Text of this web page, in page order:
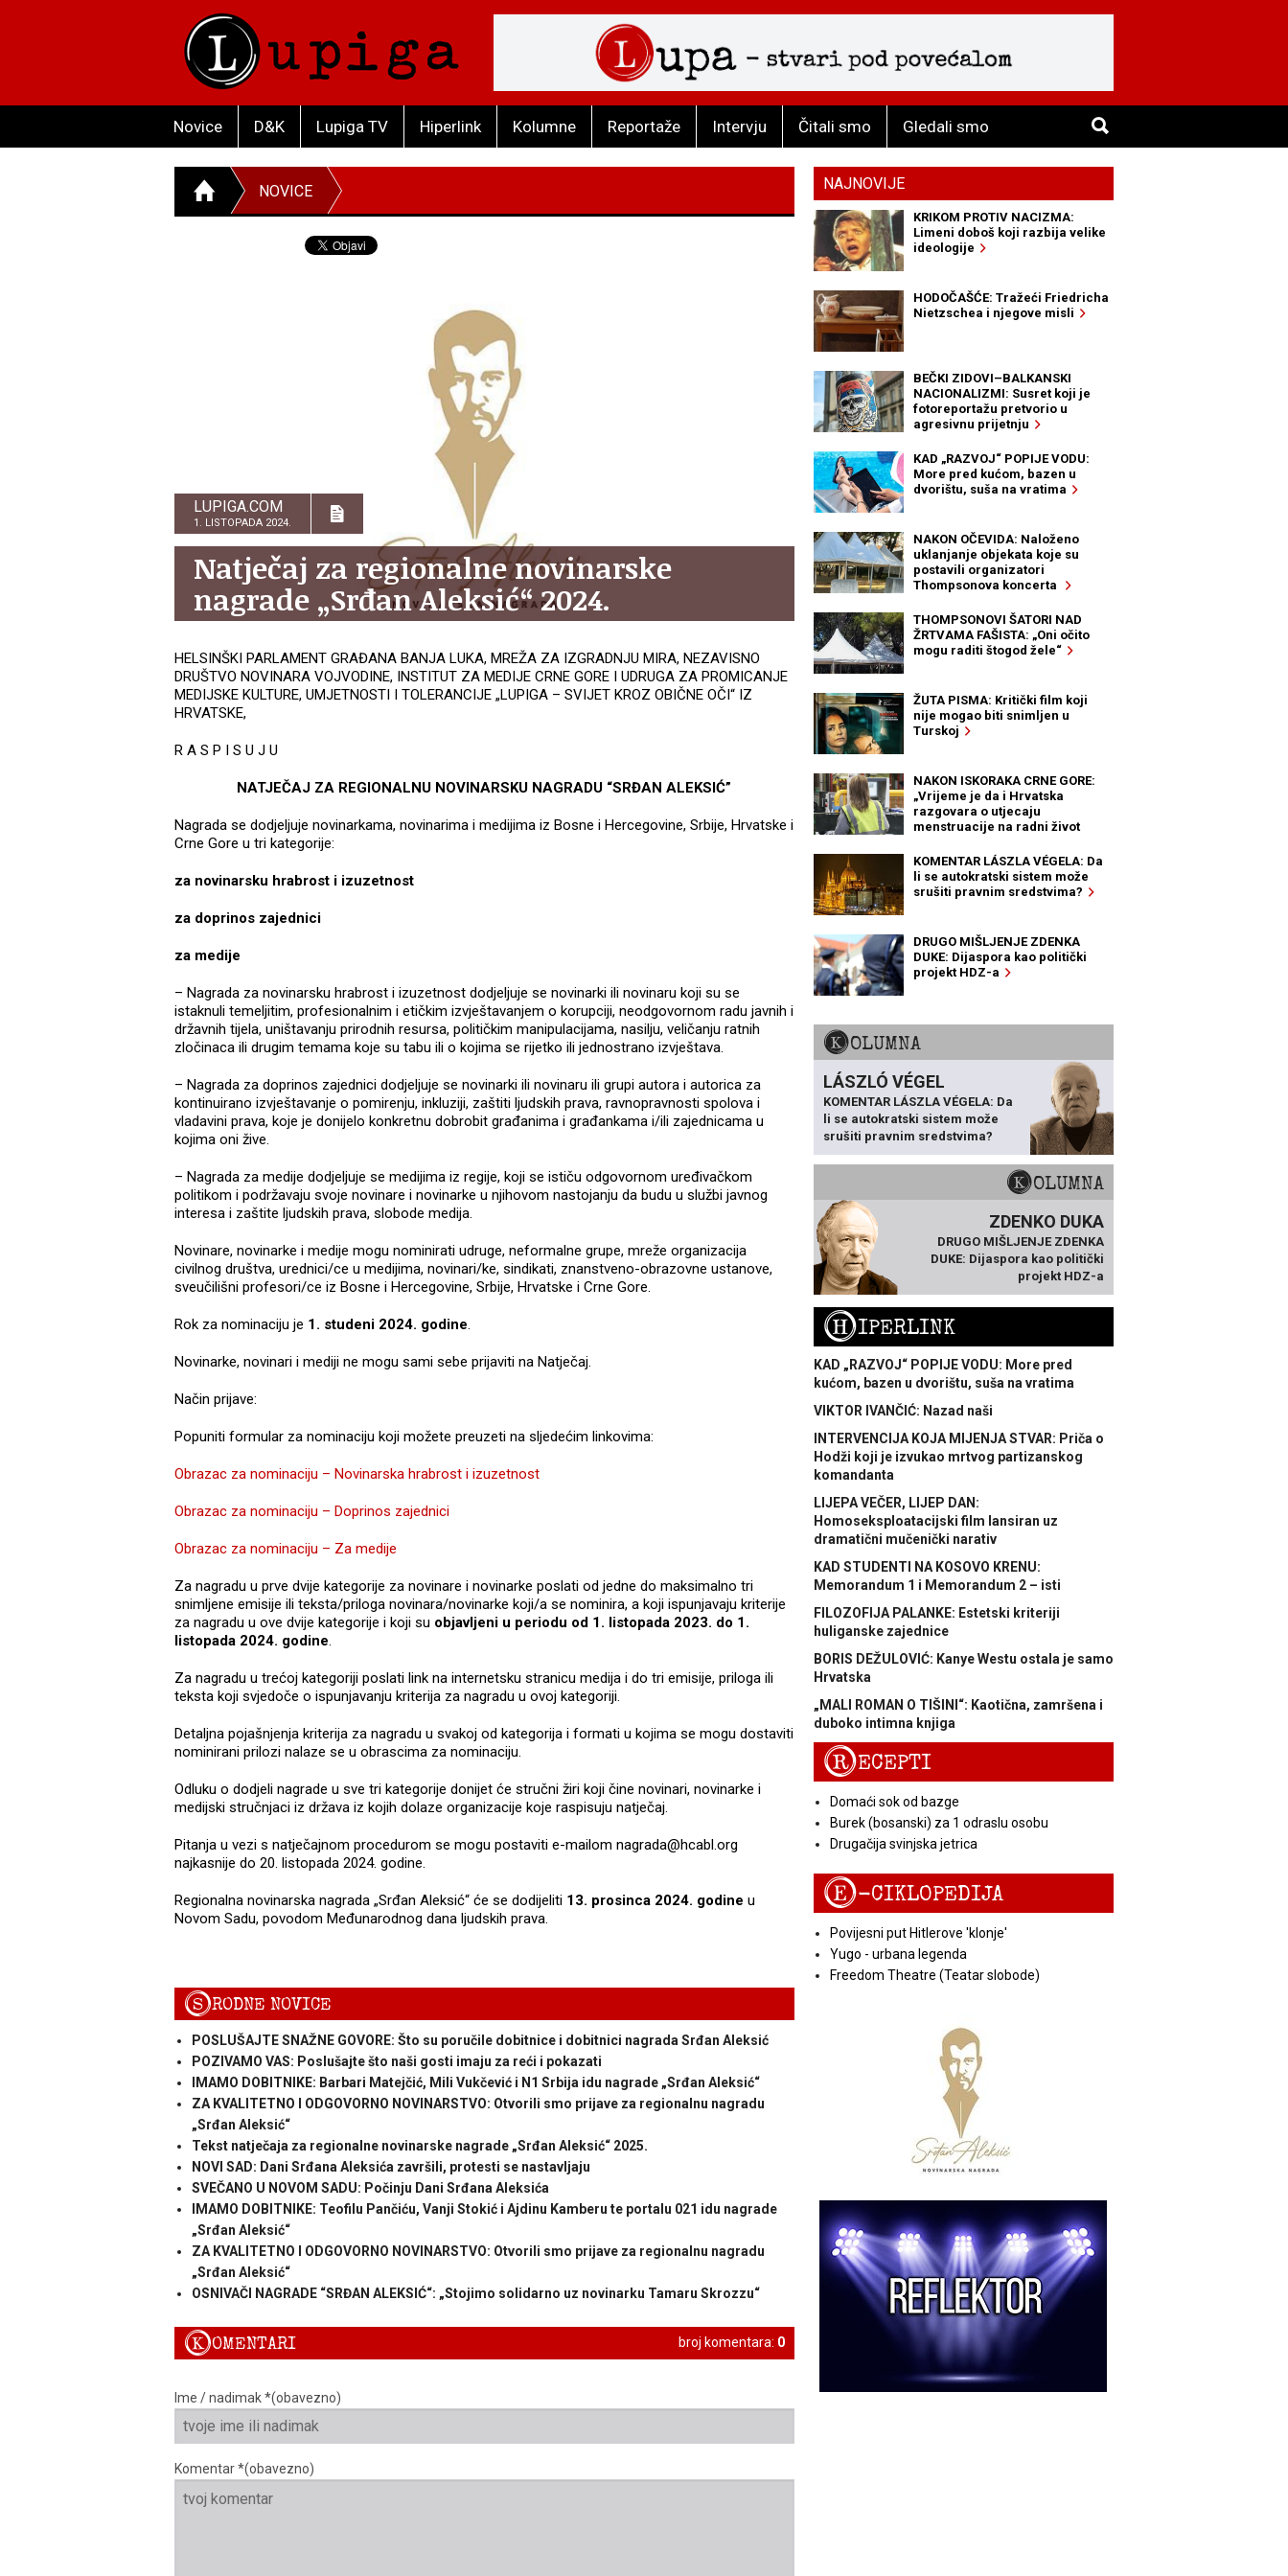
Novice D&K Lupiga TV Hiperlink Kolumne Reportaže Intervju Čitali smo Gledali smo
NOVICE
LUPIGA.COM
1. LISTOPADA 2024.
Natječaj za regionalne novinarske
nagrade „Srđan Aleksić“ 2024.
HELSINŠKI PARLAMENT GRAĐANA BANJA LUKA, MREŽA ZA IZGRADNJU MIRA, NEZAVISNO
DRUŠTVO NOVINARA VOJVODINE, INSTITUT ZA MEDIJE CRNE GORE I UDRUGA ZA PROMICANJE
MEDIJSKE KULTURE, UMJETNOSTI I TOLERANCIJE „LUPIGA – SVIJET KROZ OBIČNE OČI“ IZ
HRVATSKE,
R A S P I S U J U
NATJEČAJ ZA REGIONALNU NOVINARSKU NAGRADU “SRĐAN ALEKSIĆ”
Nagrada se dodjeljuje novinarkama, novinarima i medijima iz Bosne i Hercegovine, Srbije, Hrvatske i
Crne Gore u tri kategorije:
za novinarsku hrabrost i izuzetnost
za doprinos zajednici
za medije
– Nagrada za novinarsku hrabrost i izuzetnost dodjeljuje se novinarki ili novinaru koji su se
istaknuli temeljitim, profesionalnim i etičkim izvještavanjem o korupciji, neodgovornom radu javnih i
državnih tijela, uništavanju prirodnih resursa, političkim manipulacijama, nasilju, veličanju ratnih
zločinaca ili drugim temama koje su tabu ili o kojima se rijetko ili jednostrano izvještava.
– Nagrada za doprinos zajednici dodjeljuje se novinarki ili novinaru ili grupi autora i autorica za
kontinuirano izvještavanje o pomirenju, inkluziji, zaštiti ljudskih prava, ravnopravnosti spolova i
vladavini prava, koje je donijelo konkretnu dobrobit građanima i građankama i/ili zajednicama u
kojima oni žive.
– Nagrada za medije dodjeljuje se medijima iz regije, koji se ističu odgovornom uređivačkom
politikom i podržavaju svoje novinare i novinarke u njihovom nastojanju da budu u službi javnog
interesa i zaštite ljudskih prava, slobode medija.
Novinare, novinarke i medije mogu nominirati udruge, neformalne grupe, mreže organizacija
civilnog društva, urednici/ce u medijima, novinari/ke, sindikati, znanstveno-obrazovne ustanove,
sveučilišni profesori/ce iz Bosne i Hercegovine, Srbije, Hrvatske i Crne Gore.
Rok za nominaciju je 1. studeni 2024. godine.
Novinarke, novinari i mediji ne mogu sami sebe prijaviti na Natječaj.
Način prijave:
Popuniti formular za nominaciju koji možete preuzeti na sljedećim linkovima:
Obrazac za nominaciju – Novinarska hrabrost i izuzetnost
Obrazac za nominaciju – Doprinos zajednici
Obrazac za nominaciju – Za medije
Za nagradu u prve dvije kategorije za novinare i novinarke poslati od jedne do maksimalno tri
snimljene emisije ili teksta/priloga novinara/novinarke koji/a se nominira, a koji ispunjavaju kriterije
za nagradu u ove dvije kategorije i koji su objavljeni u periodu od 1. listopada 2023. do 1.
listopada 2024. godine.
Za nagradu u trećoj kategoriji poslati link na internetsku stranicu medija i do tri emisije, priloga ili
teksta koji svjedoče o ispunjavanju kriterija za nagradu u ovoj kategoriji.
Detaljna pojašnjenja kriterija za nagradu u svakoj od kategorija i formati u kojima se mogu dostaviti
nominirani prilozi nalaze se u obrascima za nominaciju.
Odluku o dodjeli nagrade u sve tri kategorije donijet će stručni žiri koji čine novinari, novinarke i
medijski stručnjaci iz država iz kojih dolaze organizacije koje raspisuju natječaj.
Pitanja u vezi s natječajnom procedurom se mogu postaviti e-mailom nagrada@hcabl.org
najkasnije do 20. listopada 2024. godine.
Regionalna novinarska nagrada „Srđan Aleksić“ će se dodijeliti 13. prosinca 2024. godine u
Novom Sadu, povodom Međunarodnog dana ljudskih prava.
SRODNE NOVICE
POSLUŠAJTE SNAŽNE GOVORE: Što su poručile dobitnice i dobitnici nagrada Srđan Aleksić
POZIVAMO VAS: Poslušajte što naši gosti imaju za reći i pokazati
IMAMO DOBITNIKE: Barbari Matejčić, Mili Vukčević i N1 Srbija idu nagrade „Srđan Aleksić“
ZA KVALITETNO I ODGOVORNO NOVINARSTVO: Otvorili smo prijave za regionalnu nagradu
„Srđan Aleksić“
Tekst natječaja za regionalne novinarske nagrade „Srđan Aleksić“ 2025.
NOVI SAD: Dani Srđana Aleksića završili, protesti se nastavljaju
SVEČANO U NOVOM SADU: Počinju Dani Srđana Aleksića
IMAMO DOBITNIKE: Teofilu Pančiću, Vanji Stokić i Ajdinu Kamberu te portalu 021 idu nagrade
„Srđan Aleksić“
ZA KVALITETNO I ODGOVORNO NOVINARSTVO: Otvorili smo prijave za regionalnu nagradu
„Srđan Aleksić“
OSNIVAČI NAGRADE “SRĐAN ALEKSIĆ“: „Stojimo solidarno uz novinarku Tamaru Skrozzu“
broj komentara: 0
KOMENTARI
Ime / nadimak *(obavezno)
Komentar *(obavezno)
NAJNOVIJE
KRIKOM PROTIV NACIZMA:
Limeni doboš koji razbija velike
ideologije
HODOČAŠĆE: Tražeći Friedricha
Nietzschea i njegove misli
BEČKI ZIDOVI–BALKANSKI
NACIONALIZMI: Susret koji je
fotoreportažu pretvorio u
agresivnu prijetnju
KAD „RAZVOJ“ POPIJE VODU:
More pred kućom, bazen u
dvorištu, suša na vratima
NAKON OČEVIDA: Naloženo
uklanjanje objekata koje su
postavili organizatori
Thompsonova koncerta
THOMPSONOVI ŠATORI NAD
ŽRTVAMA FAŠISTA: „Oni očito
mogu raditi štogod žele“
ŽUTA PISMA: Kritički film koji
nije mogao biti snimljen u
Turskoj
NAKON ISKORAKA CRNE GORE:
„Vrijeme je da i Hrvatska
razgovara o utjecaju
menstruacije na radni život
KOMENTAR LÁSZLA VÉGELA: Da
li se autokratski sistem može
srušiti pravnim sredstvima?
DRUGO MIŠLJENJE ZDENKA
DUKE: Dijaspora kao politički
projekt HDZ-a
KOLUMNA
LÁSZLÓ VÉGEL
KOMENTAR LÁSZLA VÉGELA: Da
li se autokratski sistem može
srušiti pravnim sredstvima?
KOLUMNA
ZDENKO DUKA
DRUGO MIŠLJENJE ZDENKA
DUKE: Dijaspora kao politički
projekt HDZ-a
HIPERLINK
KAD „RAZVOJ“ POPIJE VODU: More pred
kućom, bazen u dvorištu, suša na vratima
VIKTOR IVANČIĆ: Nazad naši
INTERVENCIJA KOJA MIJENJA STVAR: Priča o
Hodži koji je izvukao mrtvog partizanskog
komandanta
LIJEPA VEČER, LIJEP DAN:
Homoseksploatacijski film lansiran uz
dramatični mučenički narativ
KAD STUDENTI NA KOSOVO KRENU:
Memorandum 1 i Memorandum 2 – isti
FILOZOFIJA PALANKE: Estetski kriteriji
huliganske zajednice
BORIS DEŽULOVIĆ: Kanye Westu ostala je samo
Hrvatska
„MALI ROMAN O TIŠINI“: Kaotična, zamršena i
duboko intimna knjiga
RECEPTI
Domaći sok od bazge
Burek (bosanski) za 1 odraslu osobu
Drugačija svinjska jetrica
E-CIKLOPEDIJA
Povijesni put Hitlerove 'klonje'
Yugo - urbana legenda
Freedom Theatre (Teatar slobode)